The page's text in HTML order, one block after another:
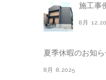
施工事
8月
夏季休暇のお知ら
8月 8,2025